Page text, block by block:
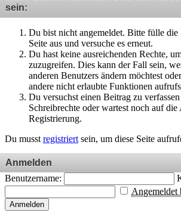
sein:
Du bist nicht angemeldet. Bitte fülle die
Seite aus und versuche es erneut.
Du hast keine ausreichenden Rechte,
zuzugreifen. Dies kann der Fall sein,
anderen Benutzers ändern möchtest
andere nicht erlaubte Funktionen
Du versuchst einen Beitrag zu
Schreibrechte oder wartest noch auf
Registrierung.
Du musst registriert sein, um diese Seite
Anmelden
Benutzername:
Angemeldet
Anmelden